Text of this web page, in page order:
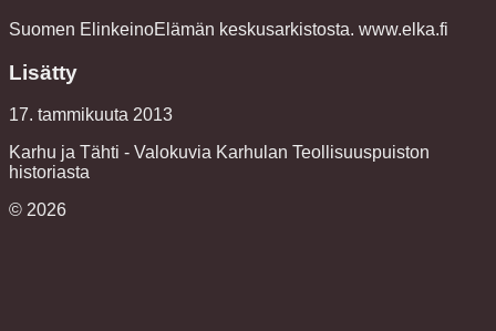
Suomen ElinkeinoElämän keskusarkistosta. www.elka.fi
Lisätty
17. tammikuuta 2013
Karhu ja Tähti - Valokuvia Karhulan Teollisuuspuiston
historiasta
© 2026